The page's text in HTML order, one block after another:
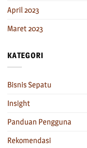
April 2023
Maret 2023
KATEGORI
Bisnis Sepatu
Insight
Panduan Pengguna
Rekomendasi